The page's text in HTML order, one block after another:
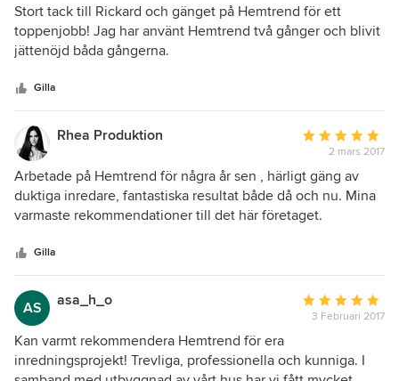
5
av
Stort tack till Rickard och gänget på Hemtrend för ett
toppenjobb! Jag har använt Hemtrend två gånger och blivit
jättenöjd båda gångerna.
Gilla
Rhea Produktion
Genomsnittligt
omdöme:
5
av
5
2 mars 2017
Arbetade på Hemtrend för några år sen , härligt gäng av
duktiga inredare, fantastiska resultat både då och nu. Mina
varmaste rekommendationer till det här företaget.
Gilla
AS asa_h_o
Genomsnittligt
omdöme:
av
3 Februari 2017
Kan varmt rekommendera Hemtrend för era
inredningsprojekt! Trevliga, professionella och kunniga. I